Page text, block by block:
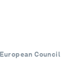
Council